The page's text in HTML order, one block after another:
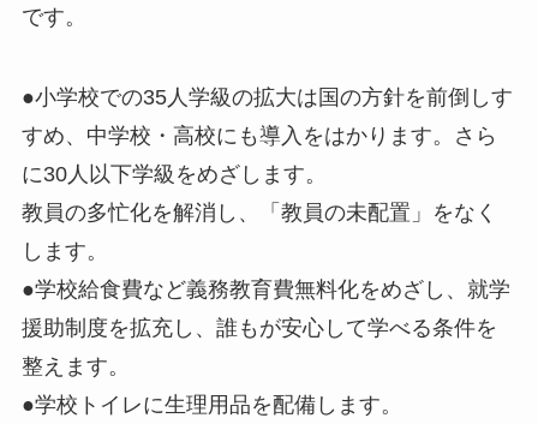
です。
●小学校での35人学級の拡大は国の方針を前倒しす
すめ、中学校・高校にも導入をはかります。さら
に30人以下学級をめざします。
教員の多忙化を解消し、「教員の未配置」をなく
します。
●学校給食費など義務教育費無料化をめざし、就学
援助制度を拡充し、誰もが安心して学べる条件を
整えます。
●学校トイレに生理用品を配備します。